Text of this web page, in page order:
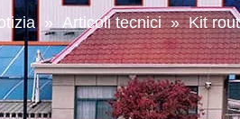
» Articoli tecnici » Kit